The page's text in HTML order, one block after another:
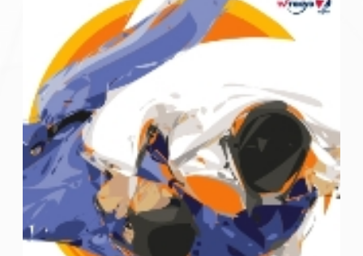
Albi Federali
Arbitri
Lotta
La disciplina
Gare e Risultati
Attività Didattica
Albi Federali
Karate
La disciplina
News
Gare e Risultati
Attività Didattica
Albi Federali
Arti marziali